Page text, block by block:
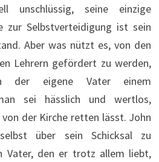
unschlüssig, seine einzige
zur Selbstverteidigung ist sein
Aber was nützt es, von den
Lehrern gefördert zu werden,
der eigene Vater einem
sei hässlich und wertlos,
der Kirche retten lässt. John
über sein Schicksal zu
Vater, den er trotz allem liebt,